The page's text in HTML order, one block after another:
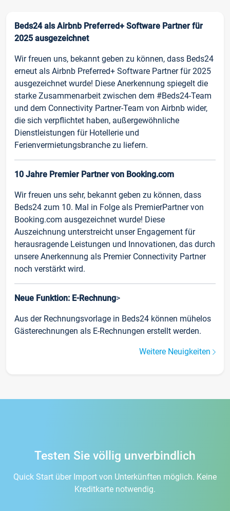
Beds24 als Airbnb Preferred+ Software Partner für
2025 ausgezeichnet
Wir freuen uns, bekannt geben zu können, dass Beds24
erneut als Airbnb Preferred+ Software Partner für 2025
ausgezeichnet wurde! Diese Anerkennung spiegelt die
starke Zusammenarbeit zwischen dem #Beds24-Team
und dem Connectivity Partner-Team von Airbnb wider,
die sich verpflichtet haben, außergewöhnliche
Dienstleistungen für Hotellerie und
Ferienvermietungsbranche zu liefern.
10 Jahre Premier Partner von Booking.com
Wir freuen uns sehr, bekannt geben zu können, dass
Beds24 zum 10. Mal in Folge als PremierPartner von
Booking.com ausgezeichnet wurde! Diese
Auszeichnung unterstreicht unser Engagement für
herausragende Leistungen und Innovationen, das durch
unsere Anerkennung als Premier Connectivity Partner
noch verstärkt wird.
Neue Funktion: E-Rechnung>
Aus der Rechnungsvorlage in Beds24 können mühelos
Gästerechnungen als E-Rechnungen erstellt werden.
Weitere Neuigkeiten
Testen Sie völlig unverbindlich
Quick Start über Import von Unterkünften möglich. Keine
Kreditkarte notwendig.